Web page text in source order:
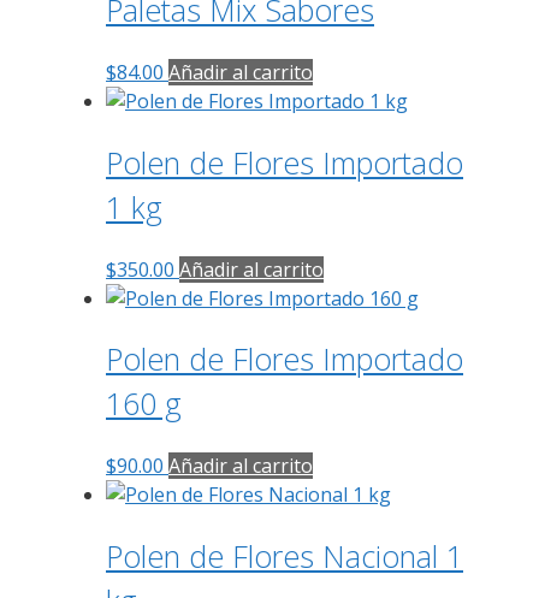
Paletas Mix Sabores
$84.00 Añadir al carrito
Polen de Flores Importado
1 kg
$350.00 Añadir al carrito
Polen de Flores Importado
160 g
$90.00 Añadir al carrito
Polen de Flores Nacional 1